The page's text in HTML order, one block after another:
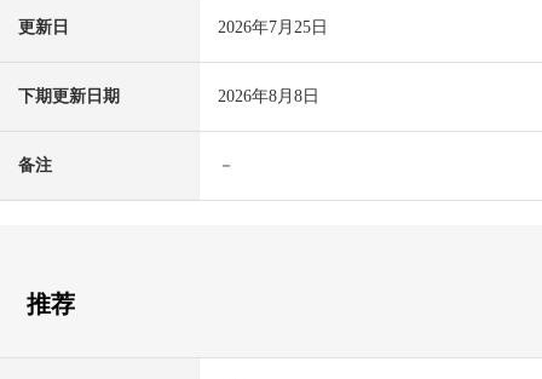
更新日 2026年7月25日
下期更新日期 2026年8月8日
备注 －
推荐